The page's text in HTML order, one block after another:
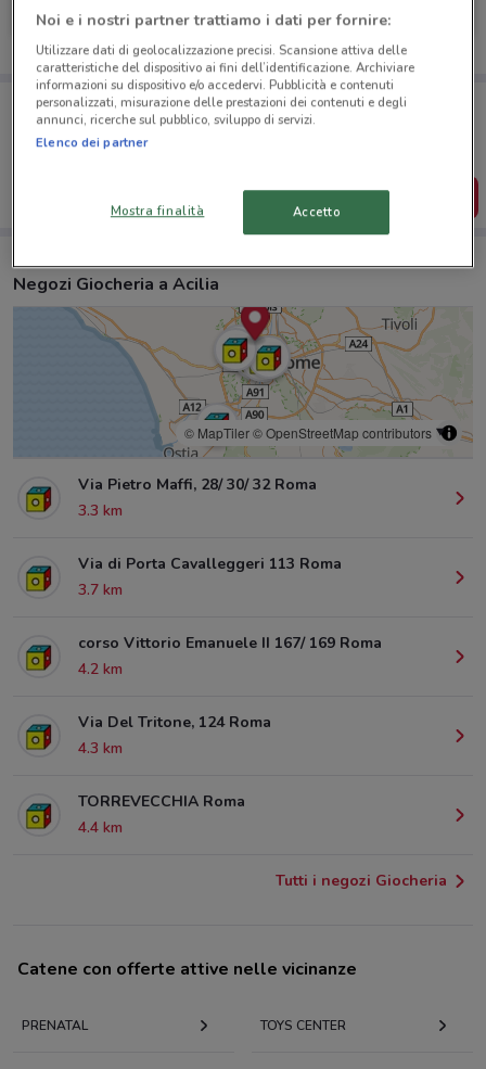
Scade mercoledì 3.3 km Scade mercoledì
Porta DoveConviene sempre con te!
Puoi trovare le migliori offerte dei negozi vicino a te,
salvarle e creare la tua lista del risparmio, comodamente
SCARICA L’APP
Negozi Giocheria a Acilia
© MapTiler© OpenStreetMap contributors
Via Pietro Maffi, 28/ 30/ 32 Roma
3.3 km
Via di Porta Cavalleggeri 113 Roma
3.7 km
corso Vittorio Emanuele II 167/ 169 Roma
4.2 km
Via Del Tritone, 124 Roma
4.3 km
TORREVECCHIA Roma
4.4 km
Tutti i negozi Giocheria
Catene con offerte attive nelle vicinanze
PRENATAL TOYS CENTER
Noi e i nostri partner trattiamo i dati per fornire:
Utilizzare dati di geolocalizzazione precisi. Scansione attiva delle
caratteristiche del dispositivo ai fini dell’identificazione. Archiviare
informazioni su dispositivo e/o accedervi. Pubblicità e contenuti
personalizzati, misurazione delle prestazioni dei contenuti e degli
annunci, ricerche sul pubblico, sviluppo di servizi.
Elenco dei partner
Mostra finalità Accetto